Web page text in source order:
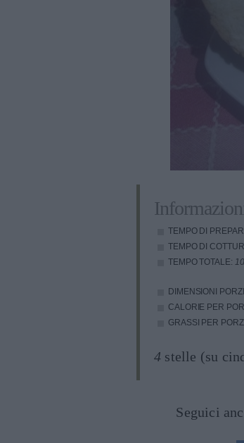
TEMPO DI
TEMPO DI
TEMPO TOTALE:
DIMENSIONI
CALORIE PER
GRASSI PER
4 stelle (su
Seguici